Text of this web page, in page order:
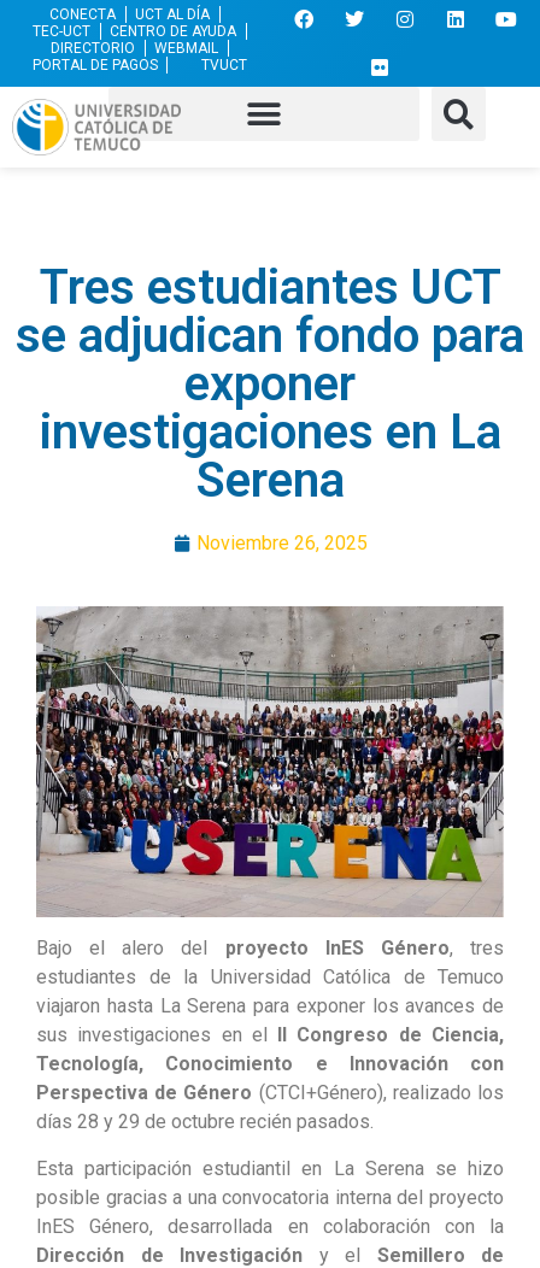
CONECTA
UCT AL DÍA
TEC-UCT
CENTRO DE AYUDA
DIRECTORIO
WEBMAIL
PORTAL DE PAGOS
TVUCT
Tres estudiantes UCT
se adjudican fondo para
exponer
investigaciones en La
Serena
Noviembre 26, 2025
Bajo el alero del proyecto InES Género, tres
estudiantes de la Universidad Católica de Temuco
viajaron hasta La Serena para exponer los avances de
sus investigaciones en el
II Congreso de Ciencia,
Tecnología, Conocimiento e Innovación con
Perspectiva de Género (CTCI+Género), realizado los
días 28 y 29 de octubre recién pasados.
Esta participación estudiantil en La Serena se hizo
posible gracias a una convocatoria interna del proyecto
InES Género, desarrollada en colaboración con la
Dirección de Investigación y el Semillero de